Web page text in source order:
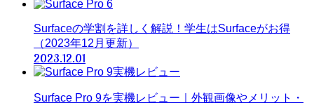
Surfaceの学割を詳しく解説！学生はSurfaceがお得
（2023年12月更新）
2023.12.01
Surface Pro 9を実機レビュー｜外観画像やメリット・